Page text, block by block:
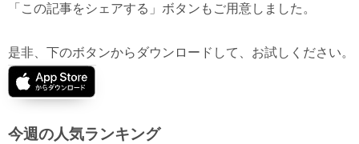
「この記事をシェアする」ボタンもご用意しました。
是非、下のボタンからダウンロードして、お試しください。
今週の人気ランキング